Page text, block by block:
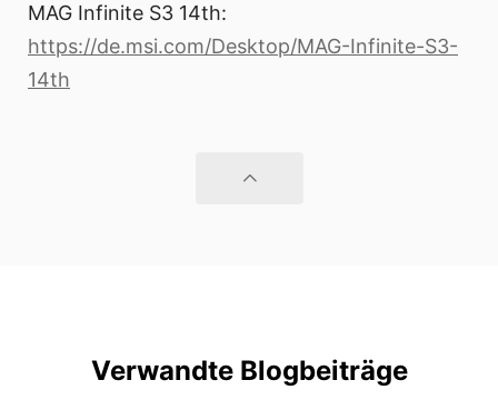
MAG Infinite S3 14th:
https://de.msi.com/Desktop/MAG-Infinite-S3-
14th
Verwandte Blogbeiträge